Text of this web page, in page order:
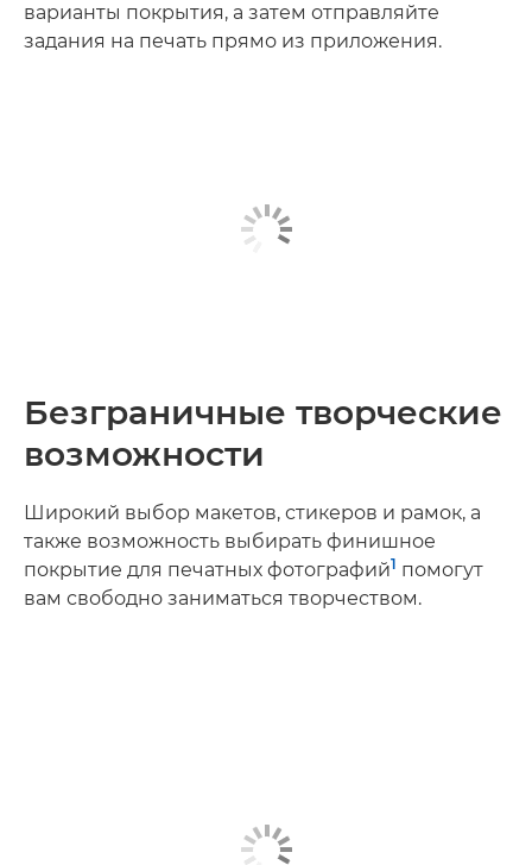
варианты покрытия, а затем отправляйте
задания на печать прямо из приложения.
Безграничные творческие
возможности
Широкий выбор макетов, стикеров и рамок, а
также возможность выбирать финишное
покрытие для печатных фотографий1 помогут
вам свободно заниматься творчеством.